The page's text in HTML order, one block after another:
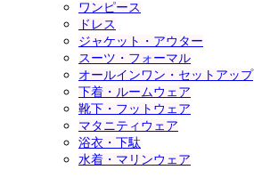
ワンピース
ドレス
ジャケット・アウター
スーツ・フォーマル
オールインワン・セットアップ
下着・ルームウェア
靴下・フットウェア
マタニティウェア
浴衣・下駄
水着・マリンウェア